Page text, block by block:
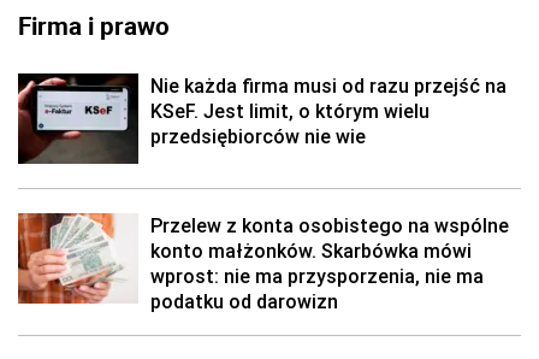
Firma i prawo
Nie każda firma musi od razu przejść na
KSeF. Jest limit, o którym wielu
przedsiębiorców nie wie
Przelew z konta osobistego na wspólne
konto małżonków. Skarbówka mówi
wprost: nie ma przysporzenia, nie ma
podatku od darowizn